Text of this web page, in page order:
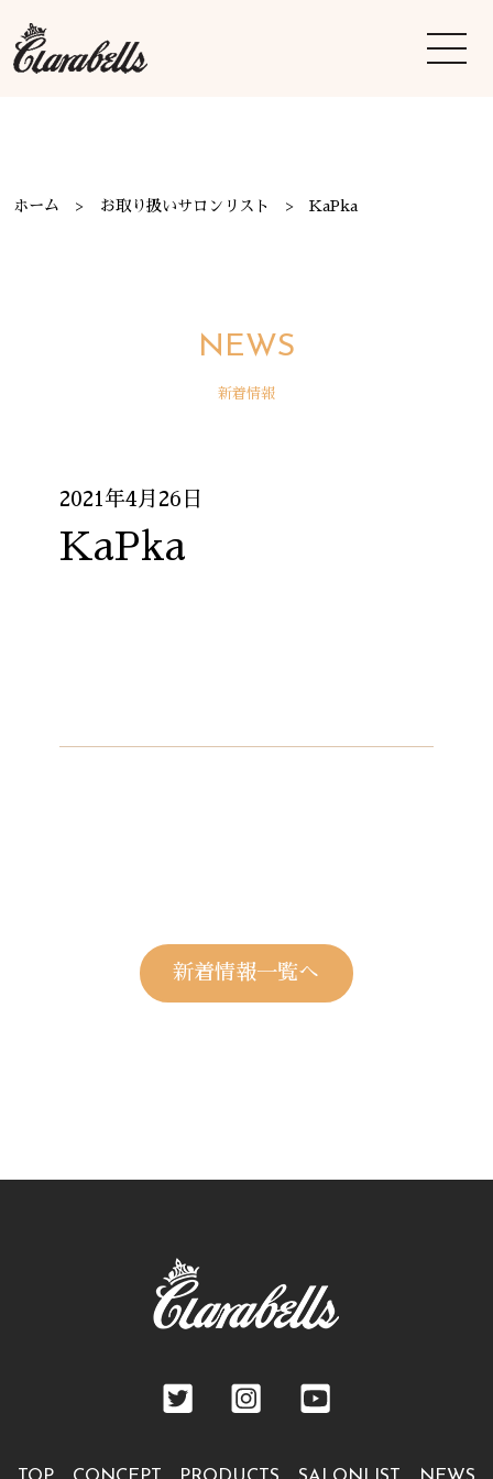
ホーム お取り扱いサロンリスト KaPka
NEWS
新着情報
2021年4月26日
KaPka
新着情報一覧へ